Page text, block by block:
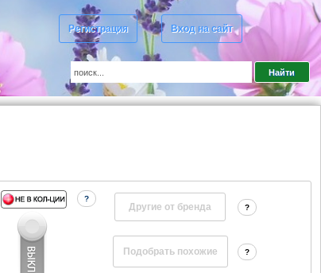
Регистрация Вход на сайт
?
Другие от бренда ?
?